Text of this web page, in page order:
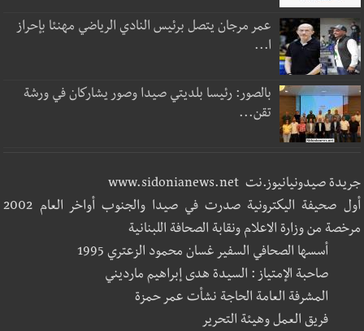
عمر مرجان يتصل برئيس النادي الرياضي مهنئا بإحراز
ا...
بالصور: رئيسا بلديتي صيدا وصور يشاركان في ورشة
تقن...
جريدة صيدونيانيوز.نت www.sidonianews.net
أول صحيفة اليكترونية صدرت في صيدا والجنوب أواخر العام 2002
مرخصة من وزارة الاعلام ونقابة الصحافة اللبنانية
أسسها الصحافي السفير غسان محمود الزعتري 1995
صاحبة الإمتياز : السيدة هدى إبراهيم مارديني
المشرفة العامة الحاجة نشأت عمر حمزة
فريق العمل وهيئة التحرير